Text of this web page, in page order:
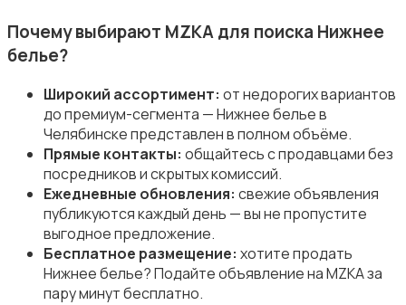
Обувь
Пиджаки и костюмы
Почему выбирают MZKA для поиска Нижнее
белье?
Широкий ассортимент: от недорогих вариантов
до премиум-сегмента — Нижнее белье в
Челябинске представлен в полном объёме.
Прямые контакты: общайтесь с продавцами без
посредников и скрытых комиссий.
Ежедневные обновления: свежие объявления
публикуются каждый день — вы не пропустите
выгодное предложение.
Бесплатное размещение: хотите продать
Нижнее белье? Подайте объявление на MZKA за
пару минут бесплатно.